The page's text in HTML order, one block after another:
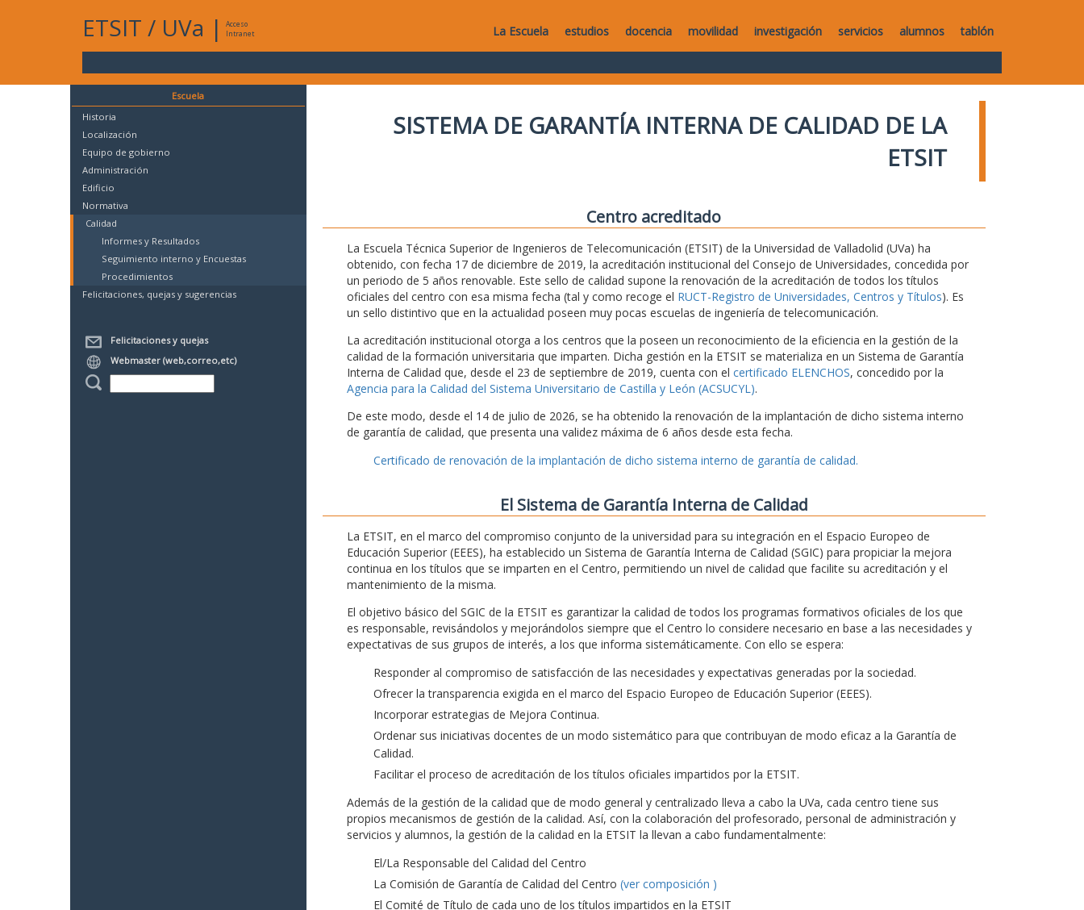
ETSIT / UVa |
Acceso
Intranet
La Escuela estudios docencia movilidad investigación servicios alumnos tablón
Escuela
Historia
Localización
Equipo de gobierno
Administración
Edificio
Normativa
Calidad
Informes y Resultados
Seguimiento interno y Encuestas
Procedimientos
Felicitaciones, quejas y sugerencias
Felicitaciones y quejas
Webmaster (web,correo,etc)
SISTEMA DE GARANTÍA INTERNA DE CALIDAD DE LA
ETSIT
Centro acreditado
La Escuela Técnica Superior de Ingenieros de Telecomunicación (ETSIT) de la Universidad de Valladolid (UVa) ha
obtenido, con fecha 17 de diciembre de 2019, la acreditación institucional del Consejo de Universidades, concedida por
un periodo de 5 años renovable. Este sello de calidad supone la renovación de la acreditación de todos los títulos
oficiales del centro con esa misma fecha (tal y como recoge el RUCT-Registro de Universidades, Centros y Títulos). Es
un sello distintivo que en la actualidad poseen muy pocas escuelas de ingeniería de telecomunicación.
La acreditación institucional otorga a los centros que la poseen un reconocimiento de la eficiencia en la gestión de la
calidad de la formación universitaria que imparten. Dicha gestión en la ETSIT se materializa en un Sistema de Garantía
Interna de Calidad que, desde el 23 de septiembre de 2019, cuenta con el certificado ELENCHOS, concedido por la
Agencia para la Calidad del Sistema Universitario de Castilla y León (ACSUCYL).
De este modo, desde el 14 de julio de 2026, se ha obtenido la renovación de la implantación de dicho sistema interno
de garantía de calidad, que presenta una validez máxima de 6 años desde esta fecha.
Certificado de renovación de la implantación de dicho sistema interno de garantía de calidad.
El Sistema de Garantía Interna de Calidad
La ETSIT, en el marco del compromiso conjunto de la universidad para su integración en el Espacio Europeo de
Educación Superior (EEES), ha establecido un Sistema de Garantía Interna de Calidad (SGIC) para propiciar la mejora
continua en los títulos que se imparten en el Centro, permitiendo un nivel de calidad que facilite su acreditación y el
mantenimiento de la misma.
El objetivo básico del SGIC de la ETSIT es garantizar la calidad de todos los programas formativos oficiales de los que
es responsable, revisándolos y mejorándolos siempre que el Centro lo considere necesario en base a las necesidades y
expectativas de sus grupos de interés, a los que informa sistemáticamente. Con ello se espera:
Responder al compromiso de satisfacción de las necesidades y expectativas generadas por la sociedad.
Ofrecer la transparencia exigida en el marco del Espacio Europeo de Educación Superior (EEES).
Incorporar estrategias de Mejora Continua.
Ordenar sus iniciativas docentes de un modo sistemático para que contribuyan de modo eficaz a la Garantía de
Calidad.
Facilitar el proceso de acreditación de los títulos oficiales impartidos por la ETSIT.
Además de la gestión de la calidad que de modo general y centralizado lleva a cabo la UVa, cada centro tiene sus
propios mecanismos de gestión de la calidad. Así, con la colaboración del profesorado, personal de administración y
servicios y alumnos, la gestión de la calidad en la ETSIT la llevan a cabo fundamentalmente:
El/La Responsable del Calidad del Centro
La Comisión de Garantía de Calidad del Centro (ver composición )
El Comité de Título de cada uno de los títulos impartidos en la ETSIT